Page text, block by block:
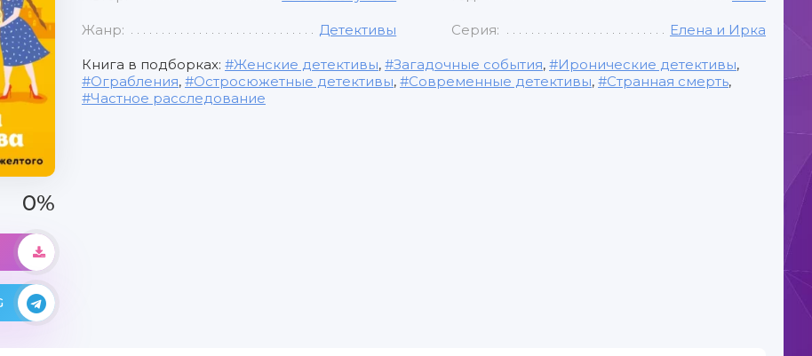
0%
Жанр: Детективы Серия: Елена и Ирка
Книга в подборках: Женские детективы, Загадочные события, Иронические детективы,
Ограбления, Остросюжетные детективы, Современные детективы, Странная смерть,
Частное расследование